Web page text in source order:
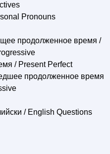
Pronouns
продолженное время /
/ Present Perfect
продолженное время
/ English Questions